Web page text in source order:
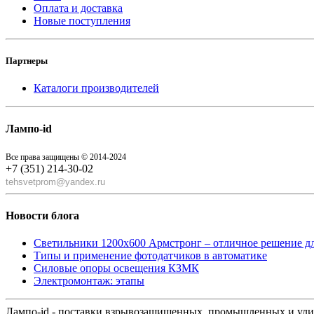
Оплата и доставка
Новые поступления
Партнеры
Каталоги производителей
Лампо-id
Все права защищены © 2014-2024
+7 (351) 214-30-02
tehsvetprom@yandex.ru
Новости блога
Светильники 1200x600 Армстронг – отличное решение
Типы и применение фотодатчиков в автоматике
Силовые опоры освещения КЗМК
Электромонтаж: этапы